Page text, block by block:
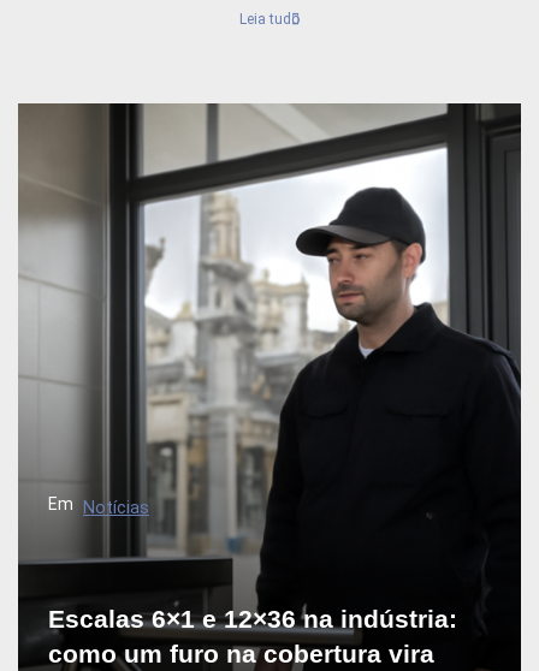
Leia tudo
Em Notícias
Escalas 6×1 e 12×36 na indústria:
como um furo na cobertura vira